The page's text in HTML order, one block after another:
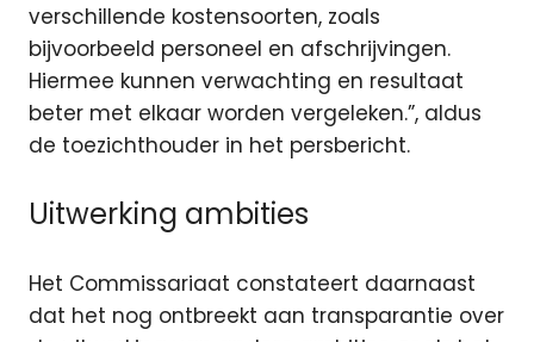
verschillende kostensoorten, zoals
bijvoorbeeld personeel en afschrijvingen.
Hiermee kunnen verwachting en resultaat
beter met elkaar worden vergeleken.”, aldus
de toezichthouder in het persbericht.
Uitwerking ambities
Het Commissariaat constateert daarnaast
dat het nog ontbreekt aan transparantie over